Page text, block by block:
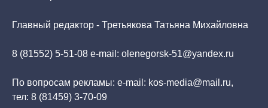
Главный редактор - Третьякова Татьяна Михайловна
8 (81552) 5-51-08 e-mail: olenegorsk-51@yandex.ru
По вопросам рекламы: e-mail: kos-media@mail.ru,
тел: 8 (81459) 3-70-09